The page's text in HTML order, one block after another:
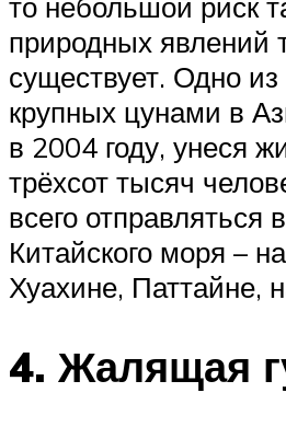
то небольшой риск
природных явлений
существует. Одно
крупных цунами в
в 2004 году, унеся
трёхсот тысяч
всего
Китайского моря –
Хуахине, Паттайне,
4. Жалящая